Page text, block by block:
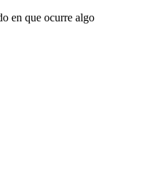
en que ocurre algo